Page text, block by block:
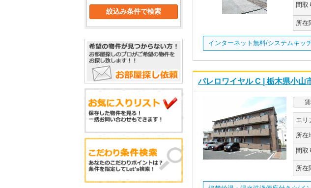
間取
所在
インターネット無料/システムキッ
パレロワイヤル C | 栃木県小山
エリ
所在
間取
所在